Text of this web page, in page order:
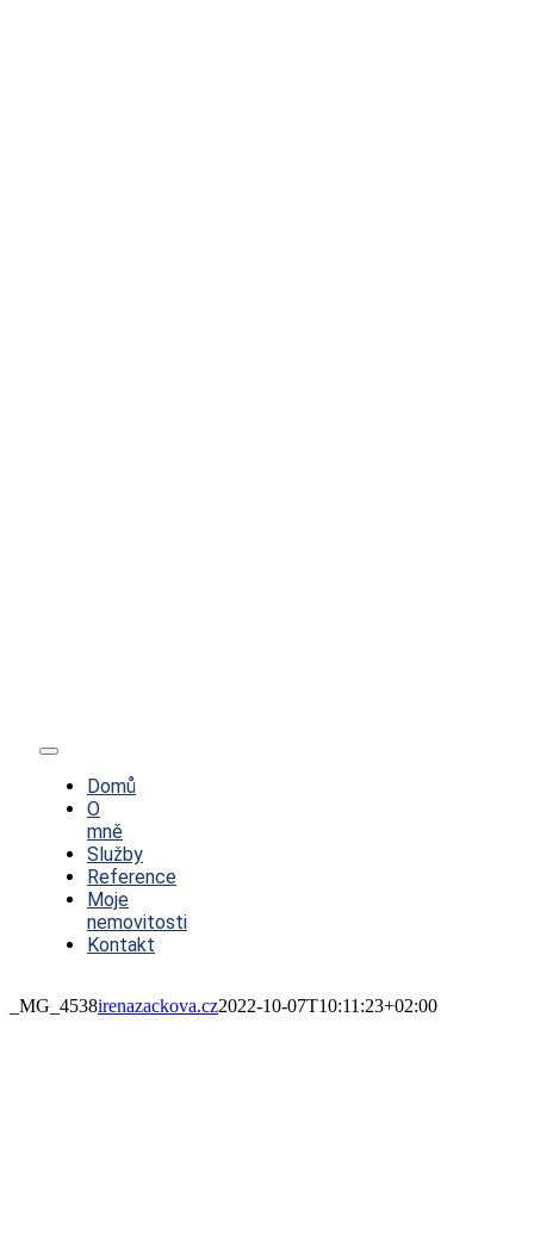
Toggle
NavigationDomů
O
mně
Služby
Reference
Moje
nemovitosti
Kontakt
_MG_4538irenazackova.cz2022-10-07T10:11:23+02:00